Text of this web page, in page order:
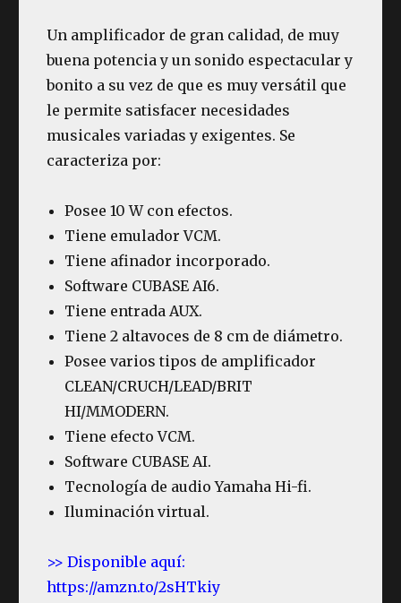
Un amplificador de gran calidad, de muy
buena potencia y un sonido espectacular y
bonito a su vez de que es muy versátil que
le permite satisfacer necesidades
musicales variadas y exigentes. Se
caracteriza por:
Posee 10 W con efectos.
Tiene emulador VCM.
Tiene afinador incorporado.
Software CUBASE AI6.
Tiene entrada AUX.
Tiene 2 altavoces de 8 cm de diámetro.
Posee varios tipos de amplificador
CLEAN/CRUCH/LEAD/BRIT
HI/MMODERN.
Tiene efecto VCM.
Software CUBASE AI.
Tecnología de audio Yamaha Hi-fi.
Iluminación virtual.
>> Disponible aquí:
https://amzn.to/2sHTkiy